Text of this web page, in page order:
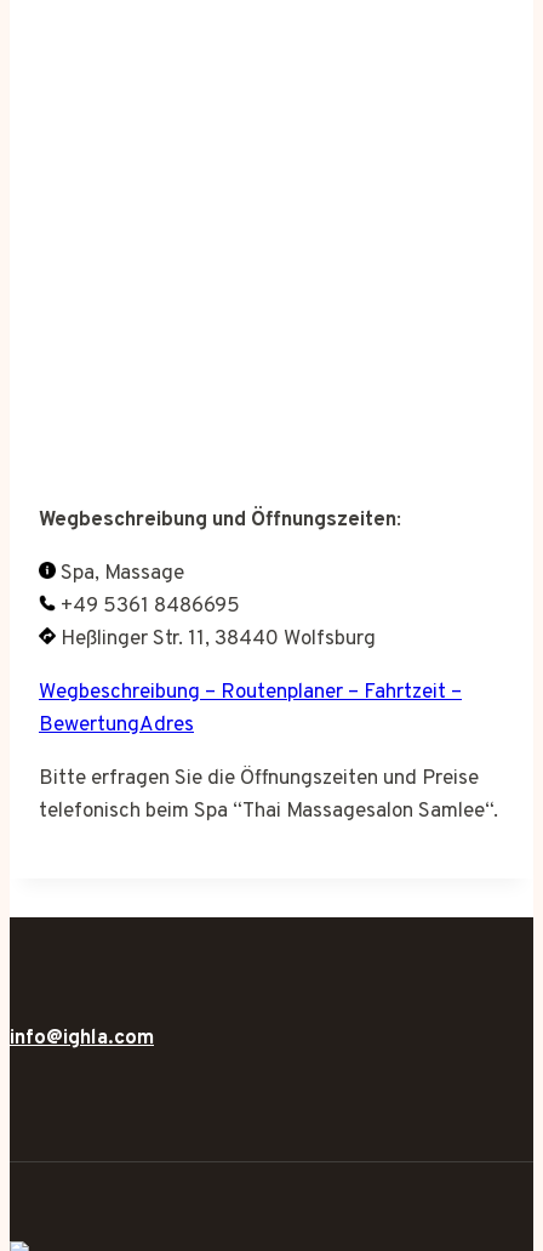
Wegbeschreibung und Öffnungszeiten:
Spa, Massage
+49 5361 8486695
Heßlinger Str. 11, 38440 Wolfsburg
Wegbeschreibung – Routenplaner – Fahrtzeit –
BewertungAdres
Bitte erfragen Sie die Öffnungszeiten und Preise
telefonisch beim Spa “Thai Massagesalon Samlee“.
info@ighla.com